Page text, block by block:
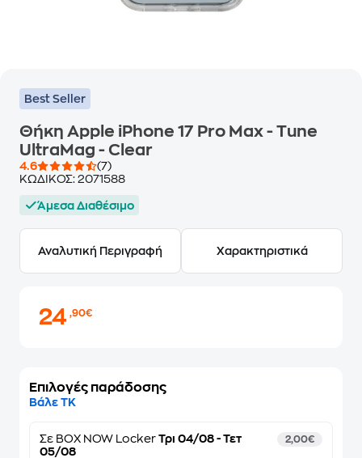
Best Seller
Θήκη Apple iPhone 17 Pro Max - Tune
UltraMag - Clear
4.6
(7)
ΚΩΔΙΚΟΣ: 2071588
Άμεσα Διαθέσιμο
Αναλυτική Περιγραφή Χαρακτηριστικά
24,90€
Επιλογές παράδοσης
Βάλε ΤΚ
Σε BOX NOW Locker Τρι 04/08 - Τετ
05/08
2,00€